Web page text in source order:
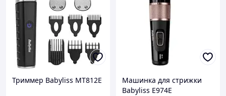
Триммер Babyliss MT812E
Машинка для стрижки
Babyliss E974E